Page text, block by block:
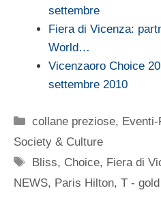
settembre
Fiera di Vicenza:
World…
Vicenzaoro Choice
settembre 2010
Categorie
collane preziose, Eventi-
Society & Culture
Tag
Bliss, Choice, Fiera di
NEWS, Paris Hilton, T - gold